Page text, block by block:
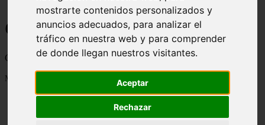
mostrarte contenidos personalizados y
anuncios adecuados, para analizar el
tráfico en nuestra web y para comprender
de donde llegan nuestros visitantes.
Aceptar
Rechazar
Curiosidades y Sabias que
Cosas curiosas, curiosidades, noticias impactantes y mucho mas
Mostrando 1 - 24 de 2838 artículos